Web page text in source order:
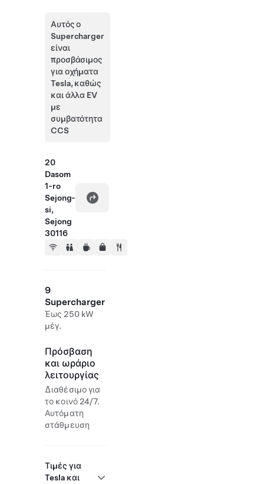
Αυτός ο
Supercharger
είναι
προσβάσιμος
για οχήματα
Tesla, καθώς
και άλλα EV
με
συμβατότητα
CCS
20
Dasom
1-ro
Sejong-
si,
Sejong
30116
9
Supercharger
Έως 250 kW
μέγ.
Πρόσβαση
και ωράριο
λειτουργίας
Διαθέσιμο για
το κοινό 24/7.
Αυτόματη
στάθμευση
Τιμές για
Tesla και